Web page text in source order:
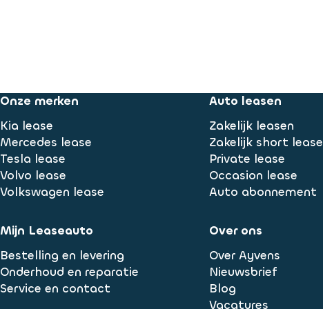
Onze merken
Kia lease
Mercedes lease
Tesla lease
Volvo lease
Volkswagen lease
Auto leasen
Zakelijk leasen
Zakelijk short lease
Private lease
Occasion lease
Auto abonnement
Mijn Leaseauto
Bestelling en levering
Onderhoud en reparatie
Service en contact
Over ons
Over Ayvens
Nieuwsbrief
Blog
Vacatures